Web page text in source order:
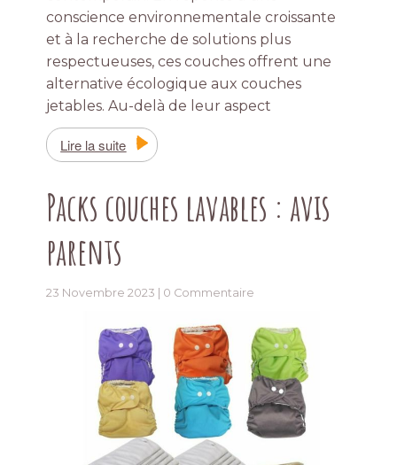
conscience environnementale croissante
et à la recherche de solutions plus
respectueuses, ces couches offrent une
alternative écologique aux couches
jetables. Au-delà de leur aspect
Lire la suite
Packs couches lavables : avis
parents
23 Novembre 2023 | 0 Commentaire